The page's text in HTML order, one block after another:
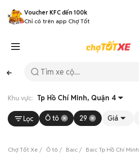
Voucher KFC đến 100k
Chỉ có trên app Chợ Tốt
Khu vực: Tp Hồ Chí Minh, Quận 4
Lọc Ô tô 29 Giá
Chợ Tốt Xe Ô tô Baic Baic Tp Hồ Chí Minh